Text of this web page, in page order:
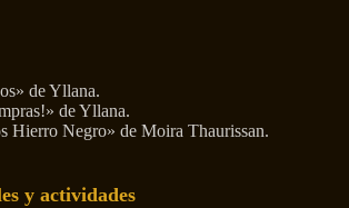
de Yllana.
de Yllana.
Hierro Negro» de Moira Thaurissan.
y actividades